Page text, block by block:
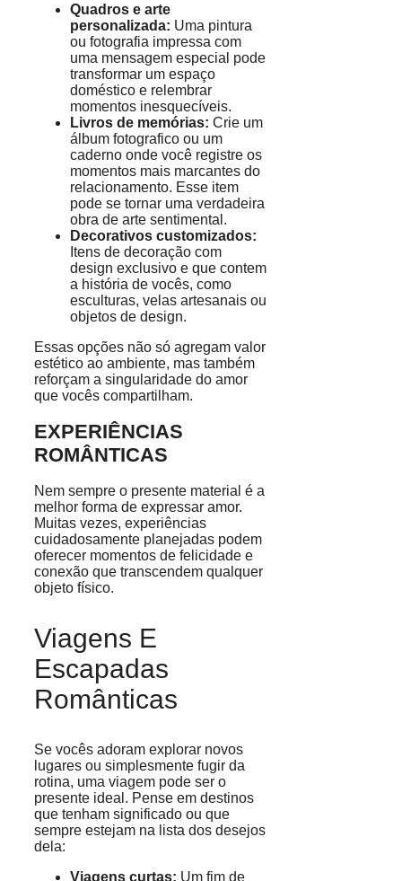
Quadros e arte
personalizada: Uma pintura
ou fotografia impressa com
uma mensagem especial pode
transformar um espaço
doméstico e relembrar
momentos inesquecíveis.
Livros de memórias: Crie um
álbum fotografico ou um
caderno onde você registre os
momentos mais marcantes do
relacionamento. Esse item
pode se tornar uma verdadeira
obra de arte sentimental.
Decorativos customizados:
Itens de decoração com
design exclusivo e que contem
a história de vocês, como
esculturas, velas artesanais ou
objetos de design.
Essas opções não só agregam valor
estético ao ambiente, mas também
reforçam a singularidade do amor
que vocês compartilham.
EXPERIÊNCIAS
ROMÂNTICAS
Nem sempre o presente material é a
melhor forma de expressar amor.
Muitas vezes, experiências
cuidadosamente planejadas podem
oferecer momentos de felicidade e
conexão que transcendem qualquer
objeto físico.
Viagens E
Escapadas
Românticas
Se vocês adoram explorar novos
lugares ou simplesmente fugir da
rotina, uma viagem pode ser o
presente ideal. Pense em destinos
que tenham significado ou que
sempre estejam na lista dos desejos
dela:
Viagens curtas: Um fim de